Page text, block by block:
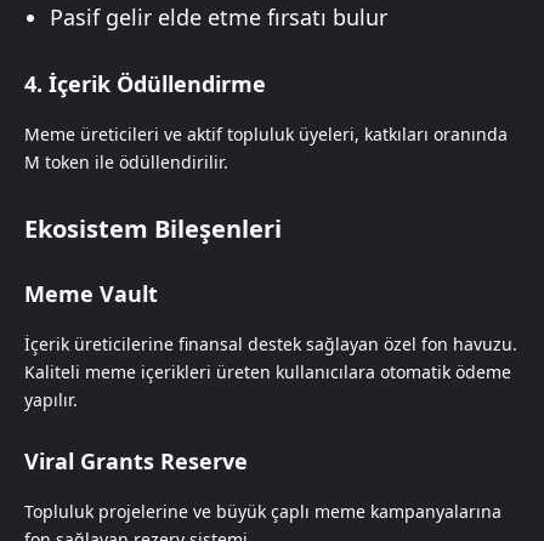
Pasif gelir elde etme fırsatı bulur
4. İçerik Ödüllendirme
Meme üreticileri ve aktif topluluk üyeleri, katkıları oranında
M token ile ödüllendirilir.
Ekosistem Bileşenleri
Meme Vault
İçerik üreticilerine finansal destek sağlayan özel fon havuzu.
Kaliteli meme içerikleri üreten kullanıcılara otomatik ödeme
yapılır.
Viral Grants Reserve
Topluluk projelerine ve büyük çaplı meme kampanyalarına